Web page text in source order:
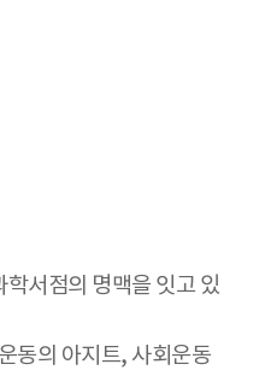
학서점의 명맥을 잇고 있
동의 아지트, 사회운동